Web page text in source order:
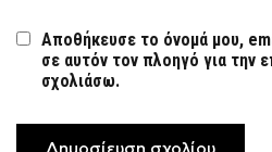
Αποθήκευσε το όνομά μου,
σε αυτόν τον πλοηγό για την
σχολιάσω.